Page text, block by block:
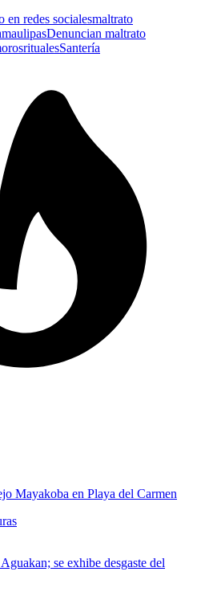
en redes socialesmaltrato
Denuncian maltrato
ritualesSantería
Mayakoba en Playa del Carmen
se exhibe desgaste del